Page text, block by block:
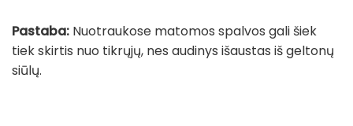
Pastaba: Nuotraukose matomos spalvos gali šiek
tiek skirtis nuo tikrųjų, nes audinys išaustas iš geltonų
siūlų.